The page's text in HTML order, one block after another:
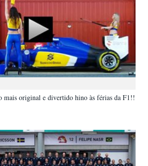
mais original e divertido hino às férias da F1!!